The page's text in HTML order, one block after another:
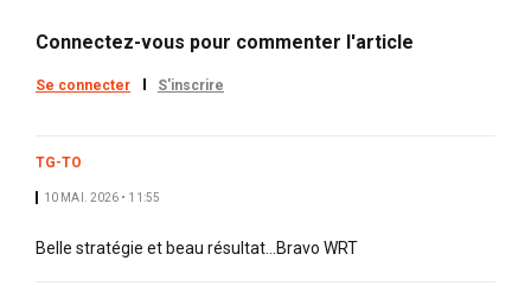
Connectez-vous pour commenter l'article
Se connecter S'inscrire
TG-TO
10 MAI. 2026 • 11:55
Belle stratégie et beau résultat...Bravo WRT